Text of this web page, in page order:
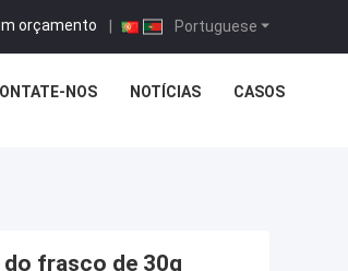
Portuguese
orçamento |
NOS NOTÍCIAS CASOS
frasco de 30g